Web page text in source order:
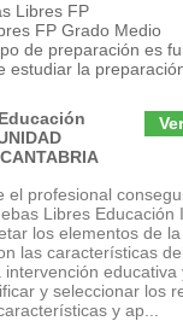
Libres FP
FP Grado Medio
de preparación es
estudiar la
el profesional
Libres Educación
los elementos de la
las características
educativa
y seleccionar los
y ap...